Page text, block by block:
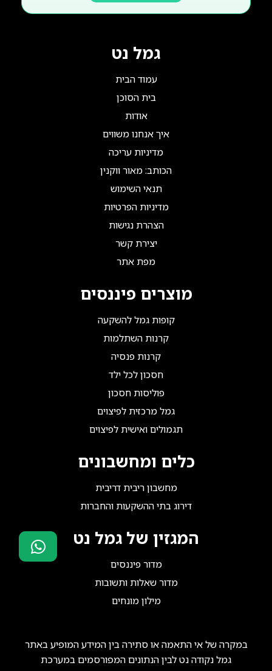
גמל נט
עמוד הבית
בית הסוכן
אודות
איך אנחנו משווים
מדיניות עריכה
הכותב: מאור ווקנין
תנאי השימוש
מדיניות הפרטיות
הצהרת נגישות
יצירת קשר
מפת אתר
מוצרים פיננסים
קופות גמל להשקעה
קרנות השתלמות
קרנות פנסיה
חסכון לכל ילד
פוליסות חסכון
גמל מרכזית לפיצוים
תגמולים ואישית לפיצוים
כלים ומחשבונים
מחשבון ריבית דריבית
דירוג בתי ההשקעות והחברות
המגזין של גמל נט
מדור פיננסים
מדור שאלות ותשובות
מילון מונחים
במקרה של אי התאמה או סתירה בין המידע המופיע באתר
גמל נקודה נט לבין הנתונים המפורסמים במערכת